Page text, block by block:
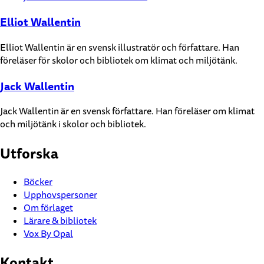
Elliot Wallentin
Elliot Wallentin är en svensk illustratör och författare. Han
föreläser för skolor och bibliotek om klimat och miljötänk.
Jack Wallentin
Jack Wallentin är en svensk författare. Han föreläser om klimat
och miljötänk i skolor och bibliotek.
Utforska
Böcker
Upphovspersoner
Om förlaget
Lärare & bibliotek
Vox By Opal